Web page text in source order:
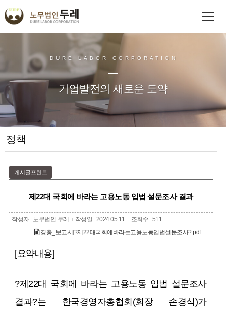
DURE LABOR CORPORATION
기업발전의 새로운 도약
정책
게시글프린트
제22대 국회에 바라는 고용노동 입법 설문조사 결과
작성자 : 노무법인 두레 작성일 : 2024.05.11
조회수 : 511
[경총_보고서]?제22대국회에바라는고용노동입법설문조사?.pdf
[요약내용]
?제22대 국회에 바라는 고용노동 입법 설문조사
결과?는 한국경영자총협회(회장 손경식)가